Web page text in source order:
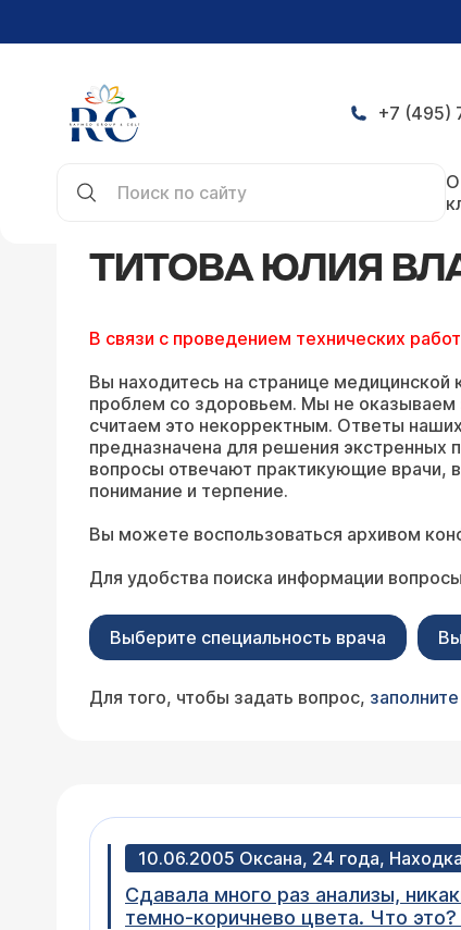
+7 (495)
О
ТИТОВА ЮЛИЯ
В связи с проведением технических
Вы находитесь на странице
проблем со здоровьем. Мы не оказываем
считаем это некорректным. Ответы
предназначена для решения
вопросы отвечают практикующие врачи,
понимание и терпение.
Вы можете воспользоваться архивом
Для удобства поиска информации
Выберите специальность врача
Для того, чтобы задать вопрос,
10.06.2005 Оксана, 24 года, Находка
Сдавала много раз анализы,
темно-коричнево цвета. Что